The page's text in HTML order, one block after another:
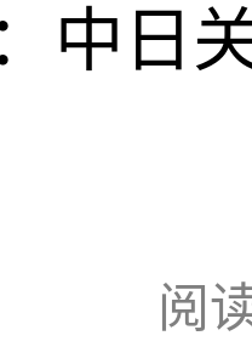
中日
阅